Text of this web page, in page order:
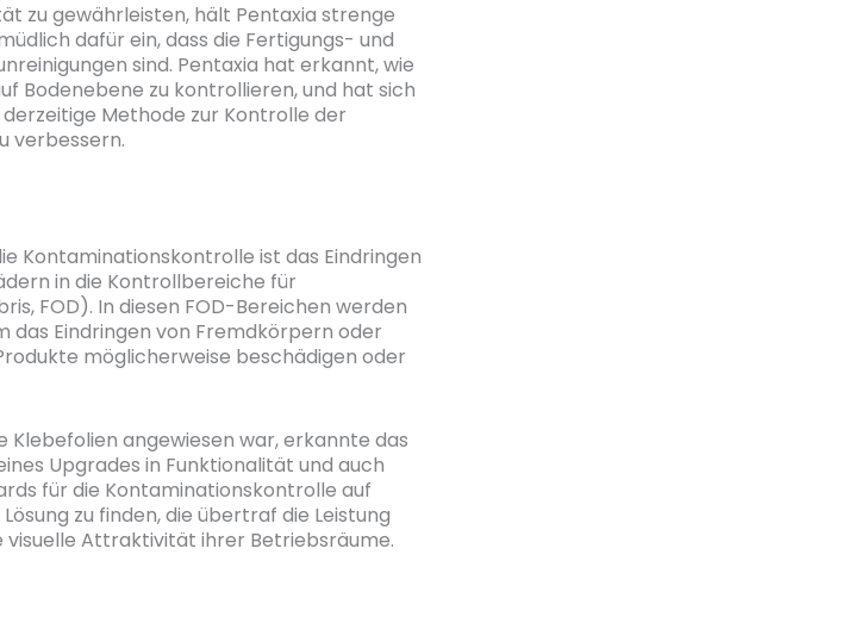
zu gewährleisten, hält Pentaxia strenge
dafür ein, dass die Fertigungs- und
sind. Pentaxia hat erkannt, wie
Bodenebene zu kontrollieren, und hat sich
Methode zur Kontrolle der
verbessern.
Kontaminationskontrolle ist das Eindringen
in die Kontrollbereiche für
FOD). In diesen FOD-Bereichen werden
Eindringen von Fremdkörpern oder
möglicherweise beschädigen oder
Klebefolien angewiesen war, erkannte das
Upgrades in Funktionalität und auch
für die Kontaminationskontrolle auf
zu finden, die übertraf die Leistung
Attraktivität ihrer Betriebsräume.